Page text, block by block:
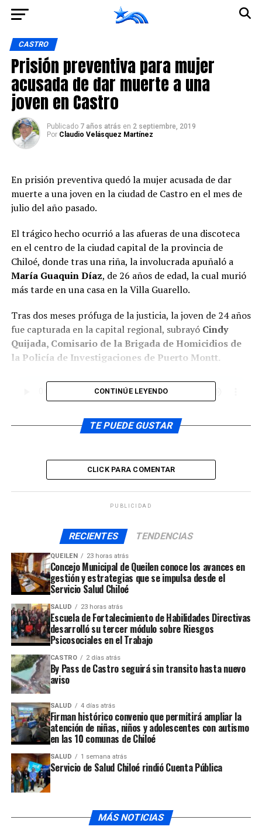
CASTRO
Prisión preventiva para mujer
acusada de dar muerte a una
joven en Castro
Publicado 7 años atrás en 2 septiembre, 2019
Por Claudio Velásquez Martínez
En prisión preventiva quedó la mujer acusada de dar
muerte a una joven en la ciudad de Castro en el mes de
julio del año pasado.
El trágico hecho ocurrió a las afueras de una discoteca
en el centro de la ciudad capital de la provincia de
Chiloé, donde tras una riña, la involucrada apuñaló a
María Guaquin Díaz, de 26 años de edad, la cual murió
más tarde en una casa en la Villa Guarello.
Tras dos meses prófuga de la justicia, la joven de 24 años
fue capturada en la capital regional, subrayó Cindy
Quijada, Comisario de la Brigada de Homicidios de
la Policía de Investigaciones de Puerto Montt.
fiscal de la causa, Luis Barría, expresó que existe
certeza por parte del ministerio Público, que la mujer
en este homicidio existen otras dos personas más que
estarían involucradas, las que están siendo buscadas por
la policía.
La imputada deberá permanecer en prisión preventiva
en el recinto carcelario de Alto Bonito en Puerto Montt.
El tribunal fijó en 90 días el plazo de investigación de
este caso.
ARTÍCULOS RELACIONADOS:
UP NEXT
Joven agredido en Quellón se se mantiene internado en
estado grave en hospital regional
NO TE PIERDAS
Cuatro personas detenidas fue el saldo del operativo de
desalojo del fundo “Los Millanes” ocurrido la noche del
CONTINÚE LEYENDO
TE PUEDE GUSTAR
CLICK PARA COMENTAR
PUBLICIDAD
RECIENTES TENDENCIAS
QUEILEN 23 horas atrás
Concejo Municipal de Queilen conoce los avances en
gestión y estrategias que se impulsa desde el
Servicio Salud Chiloé
SALUD 23 horas atrás
Escuela de Fortalecimiento de Habilidades Directivas
desarrolló su tercer módulo sobre Riesgos
Psicosociales en el Trabajo
CASTRO 2 días atrás
By Pass de Castro seguirá sin transito hasta nuevo
aviso
SALUD 4 días atrás
Firman histórico convenio que permitirá ampliar la
atención de niñas, niños y adolescentes con autismo
en las 10 comunas de Chiloé
SALUD 1 semana atrás
Servicio de Salud Chiloé rindió Cuenta Pública
MÁS NOTICIAS
Ir a la versión móvil